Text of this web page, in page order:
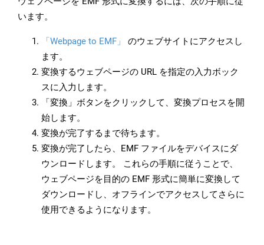
います。
「Webpage to EMF」
のウェブサイトにアクセスし
ます。
変換するウェブページの URL を指定の入力ボック
スに入力します。
「変換」ボタンをクリックして、変換プロセスを開
始します。
変換が完了するまで待ちます。
変換が完了したら、EMF ファイルをデバイスにダ
ウンロードします。 これらの手順に従うことで、
ウェブページを目的の EMF 形式に簡単に変換して
ダウンロードし、オフラインでアクセスしてさらに
使用できるようになります。